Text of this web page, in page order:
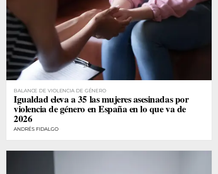
BALANCE DE VIOLENCIA DE GÉNERO
Igualdad eleva a 35 las mujeres asesinadas por
violencia de género en España en lo que va de
2026
ANDRÉS FIDALGO